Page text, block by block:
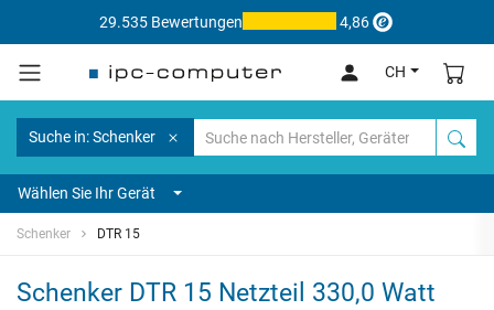
29.535 Bewertungen 4,86
CH
Suche in: Schenker
Wählen Sie Ihr Gerät
Schenker DTR 15
Schenker DTR 15 Netzteil 330,0 Watt